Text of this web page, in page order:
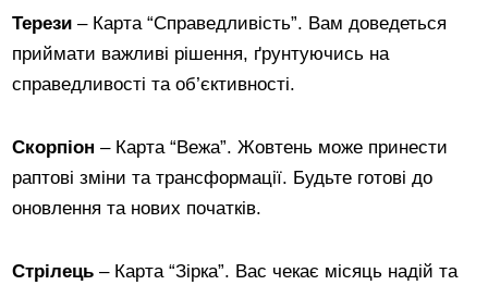
Терези – Карта “Справедливість”. Вам доведеться
приймати важливі рішення, ґрунтуючись на
справедливості та об’єктивності.
Скорпіон – Карта “Вежа”. Жовтень може принести
раптові зміни та трансформації. Будьте готові до
оновлення та нових початків.
Стрілець – Карта “Зірка”. Вас чекає місяць надій та